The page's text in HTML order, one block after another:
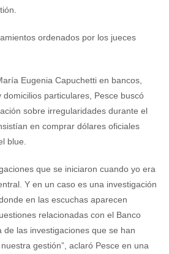
ordenados por los jueces
Eugenia Capuchetti en bancos,
particulares, Pesce buscó
sobre irregularidades durante el
en comprar dólares oficiales
blue.
que se iniciaron cuando yo era
Y en un caso es una investigación
en las escuchas aparecen
relacionadas con el Banco
las investigaciones que se han
gestión”, aclaró Pesce en una